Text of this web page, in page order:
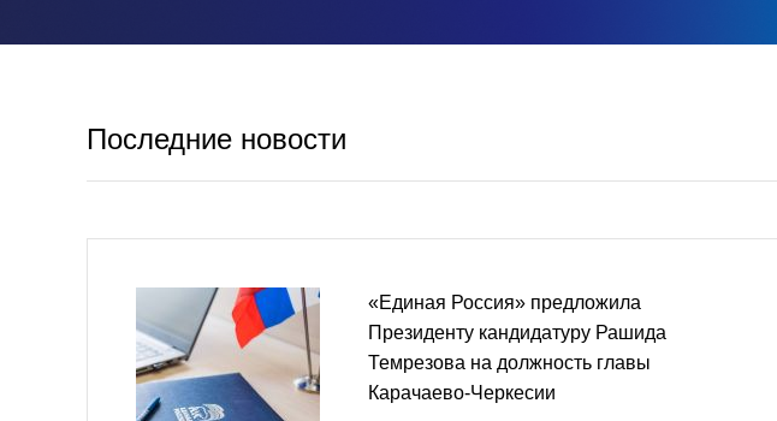
Последние новости
«Единая Россия» предложила
Президенту кандидатуру Рашида
Темрезова на должность главы
Карачаево-Черкесии